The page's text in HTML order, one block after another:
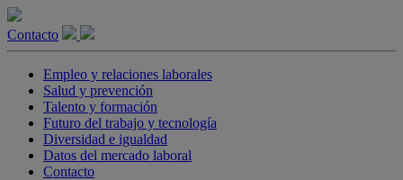
Contacto
Empleo y relaciones laborales
Salud y prevención
Talento y formación
Futuro del trabajo y tecnología
Diversidad e igualdad
Datos del mercado laboral
Contacto